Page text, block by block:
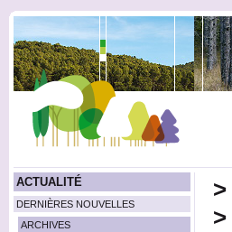
ACTUALITÉ
DERNIÈRES NOUVELLES
ARCHIVES
>
>